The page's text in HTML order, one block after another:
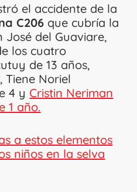
el accidente de la
C206 que cubría la
del Guaviare,
los cuatro
de 13 años,
Tiene Noriel
4 y Cristin Neriman
1 año.
a estos elementos
niños en la selva